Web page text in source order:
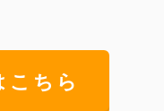
こちら